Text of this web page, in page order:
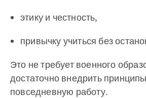
этику и честность,
привычку учиться без
Это не требует военного
достаточно внедрить
повседневную работу.